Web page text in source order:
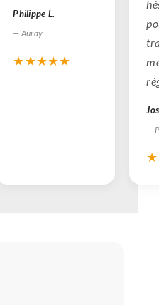
Philippe L.
— Auray
★★★★★
—